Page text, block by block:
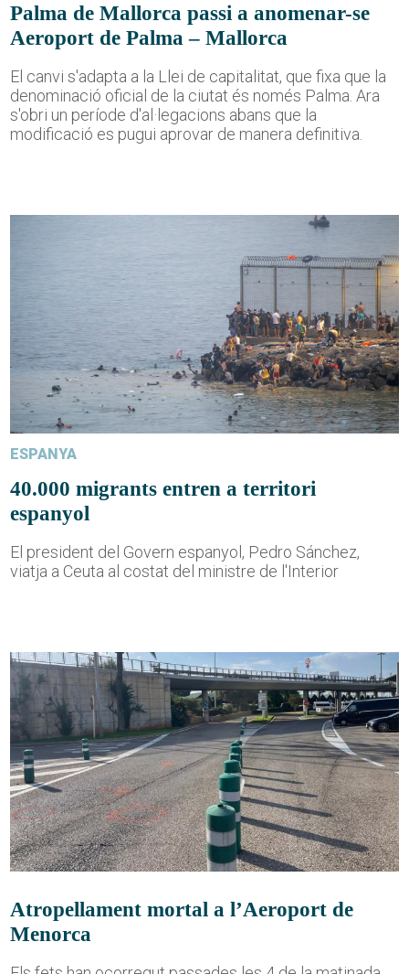
Palma de Mallorca passi a anomenar-se
Aeroport de Palma – Mallorca
El canvi s'adapta a la Llei de capitalitat, que fixa que la
denominació oficial de la ciutat és només Palma. Ara
s'obri un període d'al·legacions abans que la
modificació es pugui aprovar de manera definitiva.
ESPANYA
40.000 migrants entren a territori
espanyol
El president del Govern espanyol, Pedro Sánchez,
viatja a Ceuta al costat del ministre de l'Interior
Atropellament mortal a l’Aeroport de
Menorca